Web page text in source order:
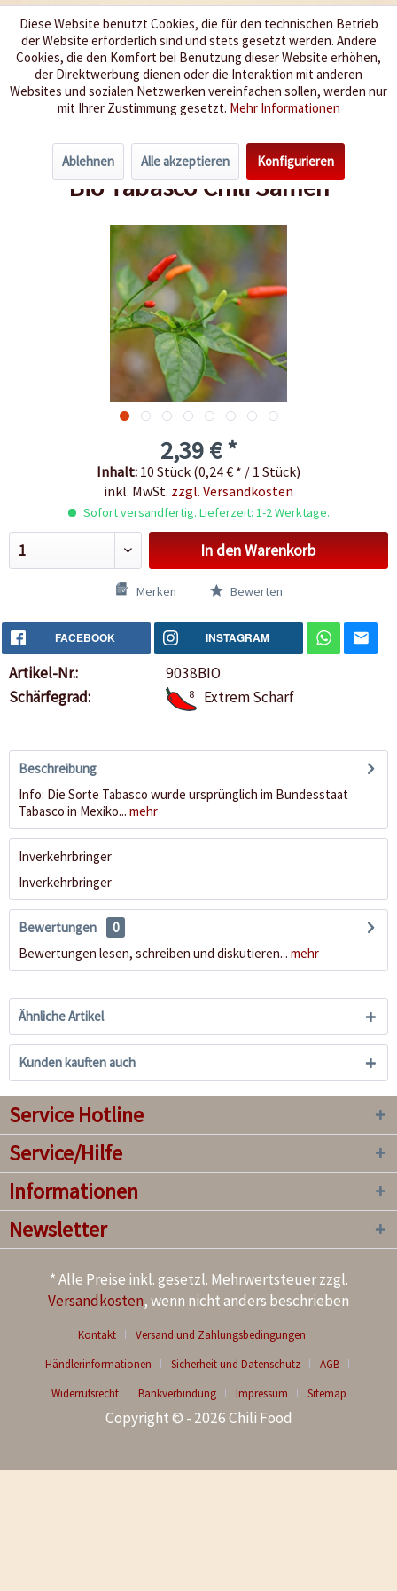
Wir würzen Ihr Leben
Menü
Übersicht Schärfegrad 7-8
Bio Tabasco Chili Samen
2,39 € *
Inhalt: 10 Stück (0,24 € * / 1 Stück)
inkl. MwSt. zzgl. Versandkosten
Sofort versandfertig. Lieferzeit: 1-2 Werktage.
In denWarenkorb
Merken Bewerten
FACEBOOK INSTAGRAM
Artikel-Nr.:
9038BIO
Schärfegrad:
8 Extrem Scharf
Beschreibung
Info: Die Sorte Tabasco wurde ursprünglich im Bundesstaat
Tabasco in Mexiko... mehr
Inverkehrbringer
Inverkehrbringer
Bewertungen
0
Bewertungen lesen, schreiben und diskutieren... mehr
Ähnliche Artikel
Kunden kauften auch
Service Hotline
Service/Hilfe
Informationen
Newsletter
* Alle Preise inkl. gesetzl. Mehrwertsteuer zzgl.
Versandkosten, wenn nicht anders beschrieben
Kontakt
Versand und Zahlungsbedingungen
Händlerinformationen
Sicherheit und Datenschutz
AGB
Widerrufsrecht
Bankverbindung Impressum Sitemap
Copyright © - 2026 Chili Food
Diese Website benutzt Cookies, die für den technischen Betrieb
der Website erforderlich sind und stets gesetzt werden. Andere
Cookies, die den Komfort bei Benutzung dieser Website erhöhen,
der Direktwerbung dienen oder die Interaktion mit anderen
Websites und sozialen Netzwerken vereinfachen sollen, werden nur
mit Ihrer Zustimmung gesetzt. Mehr Informationen
Ablehnen Alle akzeptieren Konfigurieren